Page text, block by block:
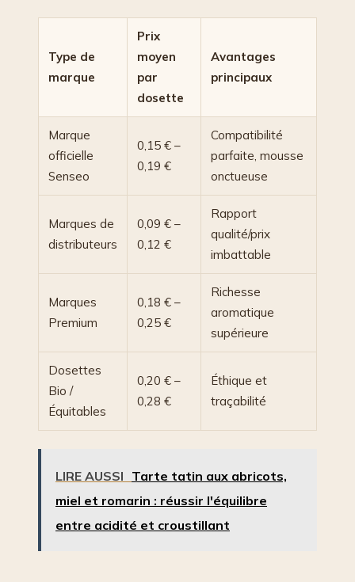
Type de
marque
Prix
moyen
par
dosette
Avantages
principaux
Marque
officielle
Senseo
0,15 € –
0,19 €
Compatibilité
parfaite, mousse
onctueuse
Marques de
distributeurs
0,09 € –
0,12 €
Rapport
qualité/prix
imbattable
Marques
Premium
0,18 € –
0,25 €
Richesse
aromatique
supérieure
Dosettes
Bio /
Équitables
0,20 € –
0,28 €
Éthique et
traçabilité
LIRE AUSSI Tarte tatin aux abricots,
miel et romarin : réussir l'équilibre
entre acidité et croustillant